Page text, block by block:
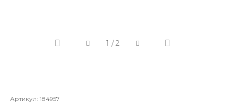
1 /2
Артикул: 184957